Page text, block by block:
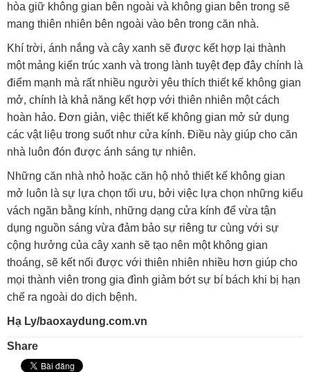
hòa giữ không gian bên ngoài và không gian bên trong sẽ
mang thiên nhiên bên ngoài vào bên trong căn nhà.
Khí trời, ánh nắng và cây xanh sẽ được kết hợp lại thành
một mảng kiến trúc xanh và trong lành tuyệt đẹp đây chính là
điểm mạnh mà rất nhiều người yêu thích thiết kế không gian
mở, chính là khả năng kết hợp với thiên nhiên một cách
hoàn hảo. Đơn giản, việc thiết kế không gian mở sử dụng
các vật liệu trong suốt như cửa kính. Điều này giúp cho căn
nhà luôn đón được ánh sáng tự nhiên.
Những căn nhà nhỏ hoặc căn hộ nhỏ thiết kế không gian
mở luôn là sự lựa chọn tối ưu, bởi việc lựa chọn những kiểu
vách ngăn bằng kính, những dạng cửa kính để vừa tận
dụng nguồn sáng vừa đảm bảo sự riêng tư cùng với sự
cộng hưởng của cây xanh sẽ tạo nên một không gian
thoáng, sẽ kết nối được với thiên nhiên nhiều hơn giúp cho
mọi thành viên trong gia đình giảm bớt sự bí bách khi bị hạn
chế ra ngoài do dịch bệnh.
Hạ Ly/baoxaydung.com.vn
Share